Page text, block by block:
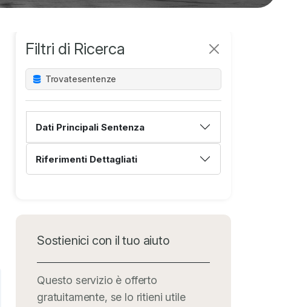
Filtri di Ricerca
Trovatesentenze
Dati Principali Sentenza
Riferimenti Dettagliati
Sostienici con il tuo aiuto
Questo servizio è offerto
gratuitamente, se lo ritieni utile